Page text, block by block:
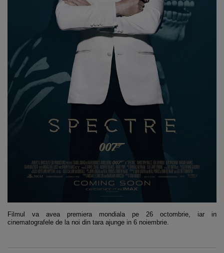
Filmul va avea premiera mondiala pe 26 octombrie, iar in
cinematografele de la noi din tara ajunge in 6 noiembrie.